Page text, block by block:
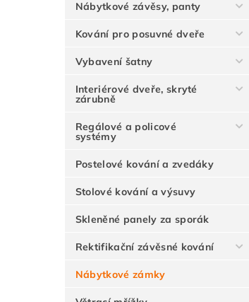
Nábytkové závěsy, panty
Kování pro posuvné dveře
Vybavení šatny
Interiérové dveře, skryté
zárubně
Regálové a policové
systémy
Postelové kování a zvedáky
Stolové kování a výsuvy
Skleněné panely za sporák
Rektifikační závěsné kování
Nábytkové zámky